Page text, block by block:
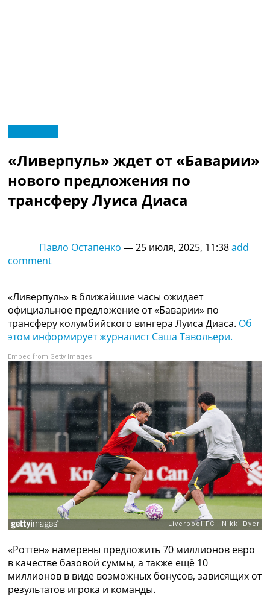
МенюНовости футбола
Видео
Трансферы
Новости футбола Украины
Логин
Рейтинги
Турниры
Чемпионат Мира
Украина. Премьер-Лига
Украина. Первая Лига
Англия. Премьер Лига
Испания. Ла Лига
Другие Турниры >>>
Таблицы
Таблицы групп Чемпионата Мира
Украина. Премьер-Лига
Украина. Первая Лига
Лига Чемпионов. Таблицы групп
Англия. Премьер-Лига
Испания. Ла Лига
Все таблицы >>>
Рейтинги
Рейтинг стран УЕФА
Рейтинг клубов УЕФА
Рейтинг ФИФА
ТВ программа
RU
UA
«Ливерпуль» ждет от «Баварии»
нового предложения по
трансферу Луиса Диаса
Павло Остапенко —25 июля, 2025, 11:38add
comment
«Ливерпуль» в ближайшие часы ожидает
официальное предложение от «Баварии» по
трансферу колумбийского вингера Луиса Диаса. Об
этом информирует журналист Саша Тавольери.
Embed from Getty Images
«Роттен» намерены предложить 70 миллионов евро
в качестве базовой суммы, а также ещё 10
миллионов в виде возможных бонусов, зависящих от
результатов игрока и команды.